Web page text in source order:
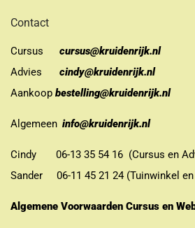
Contact
Cursus
cursus@kruidenrijk.nl
Advies
cindy@kruidenrijk.nl
Aankoop bestelling@kruidenrijk.nl
Algemeen info@kruidenrijk.nl
Cindy 06-13 35 54 16 (Cursus en
Sander 06-11 45 21 24 (Tuinwinkel
Algemene Voorwaarden Cursus en